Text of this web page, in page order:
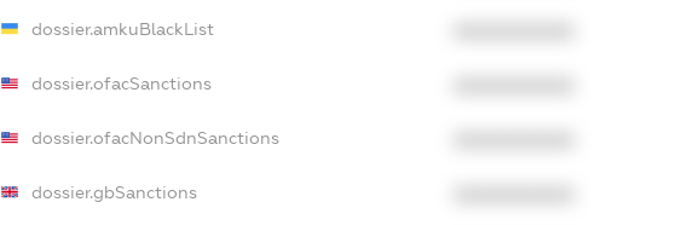
dossier.amkuBlackList
dossier.ofacSanctions
dossier.ofacNonSdnSanctions
dossier.gbSanctions